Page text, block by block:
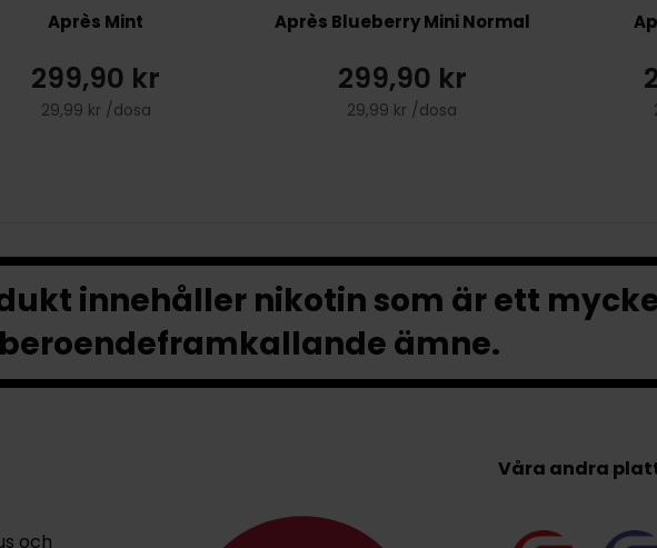
Après Mint
299,90 kr
29,99 kr /dosa
Après Blueberry Mini Normal
299,90 kr
29,99 kr /dosa
innehåller nikotin som är ett
beroendeframkallande ämne.
och
Våra andra